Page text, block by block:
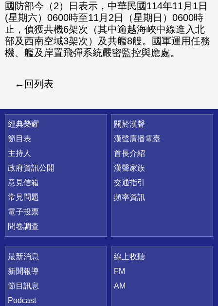
國防部今（2）日表示，中華民國114年11月1日
(星期六）0600時至11月2日（星期日）0600時
止，偵獲共機6架次（其中逾越海峽中線進入北
部及西南空域3架次）及共艦8艘。國軍運用任務
機、艦及岸置飛彈系統嚴密監控與應處。
回列表
快速連結
經典榮耀
節目表
主持人
政府資訊公開
意見信箱
常見問題
電子投票
問卷調查
關於漢聲
漢聲廣播電臺
首長介紹
漢聲家族
交通指引
頻率資訊
最新消息
新聞報導
節目訊息
Podcast
線上收聽
FM
AM